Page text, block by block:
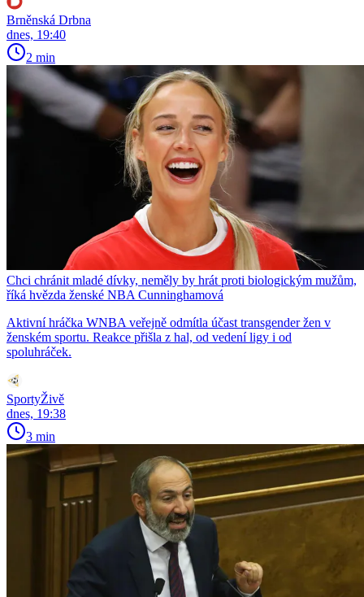
Brněnská Drbna
dnes, 19:40
2 min
Chci chránit mladé dívky, neměly by hrát proti biologickým mužům,
říká hvězda ženské NBA Cunninghamová
Aktivní hráčka WNBA veřejně odmítla účast transgender žen v
ženském sportu. Reakce přišla z hal, od vedení ligy i od
spoluhráček.
SportyŽivě
dnes, 19:38
3 min